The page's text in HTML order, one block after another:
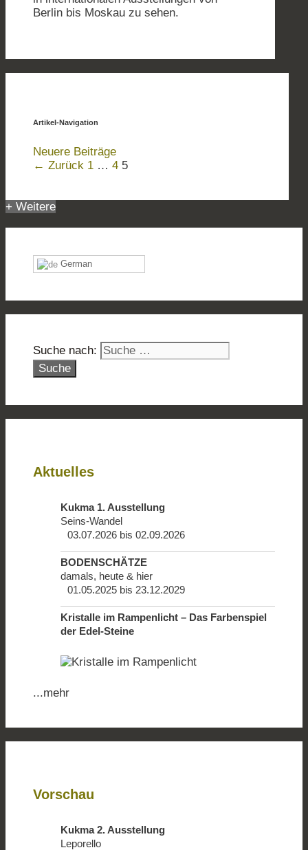
Berlin bis Moskau zu sehen.
Artikel-Navigation
Neuere Beiträge
← Zurück 1 … 4 5
+ Weitere
German
Suche nach:
Aktuelles
Kukma 1. Ausstellung
Seins-Wandel
03.07.2026 bis 02.09.2026
BODENSCHÄTZE
damals, heute & hier
01.05.2025 bis 23.12.2029
Kristalle im Rampenlicht – Das Farbenspiel
der Edel-Steine
...mehr
Vorschau
Kukma 2. Ausstellung
Leporello